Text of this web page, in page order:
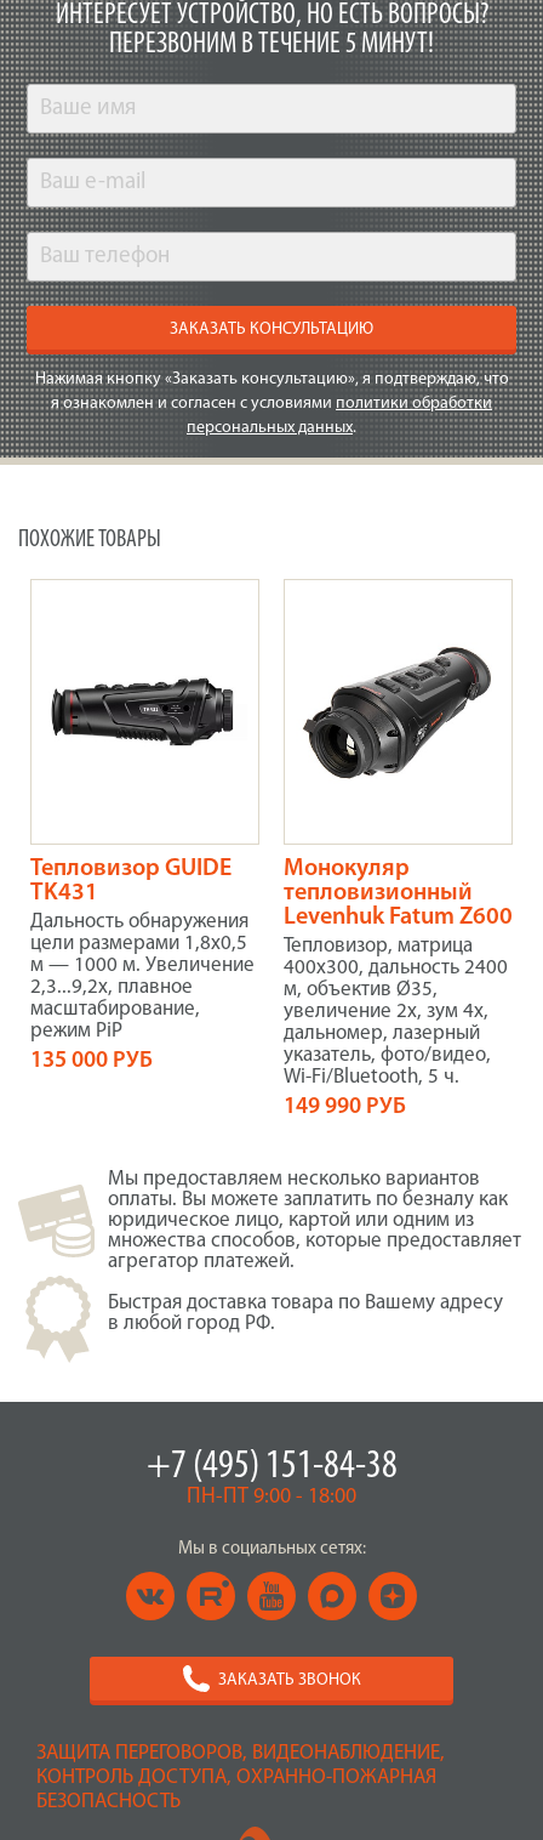
ИНТЕРЕСУЕТ УСТРОЙСТВО, НО ЕСТЬ ВОПРОСЫ?
ПЕРЕЗВОНИМ В ТЕЧЕНИЕ 5 МИНУТ!
ЗАКАЗАТЬ КОНСУЛЬТАЦИЮ
Нажимая кнопку «Заказать консультацию», я подтверждаю, что
я ознакомлен и согласен с условиями политики обработки
персональных данных.
ПОХОЖИЕ ТОВАРЫ
Тепловизор GUIDE
TK431
Дальность обнаружения
цели размерами 1,8x0,5
м — 1000 м. Увеличение
2,3...9,2x, плавное
масштабирование,
режим PiP
135 000 РУБ
Монокуляр
тепловизионный
Levenhuk Fatum Z600
Тепловизор, матрица
400x300, дальность 2400
м, объектив Ø35,
увеличение 2x, зум 4x,
дальномер, лазерный
указатель, фото/видео,
Wi-Fi/Bluetooth, 5 ч.
149 990 РУБ
Мы предоставляем несколько вариантов
оплаты. Вы можете заплатить по безналу как
юридическое лицо, картой или одним из
множества способов, которые предоставляет
агрегатор платежей.
Быстрая доставка товара по Вашему адресу
в любой город РФ.
ЗАЩИТА ПЕРЕГОВОРОВ, ВИДЕОНАБЛЮДЕНИЕ,
КОНТРОЛЬ ДОСТУПА, ОХРАННО-ПОЖАРНАЯ
БЕЗОПАСНОСТЬ
+7 (495) 151-84-38
ПН-ПТ 9:00 - 18:00
Мы в социальных сетях:
ЗАКАЗАТЬ ЗВОНОК